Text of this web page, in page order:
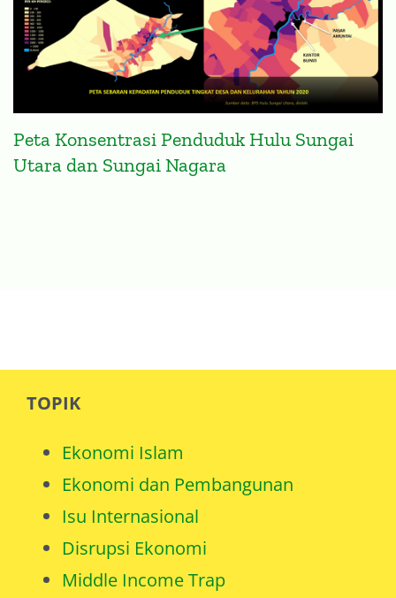
Peta Konsentrasi Penduduk Hulu Sungai
Utara dan Sungai Nagara
TOPIK
Ekonomi Islam
Ekonomi dan Pembangunan
Isu Internasional
Disrupsi Ekonomi
Middle Income Trap